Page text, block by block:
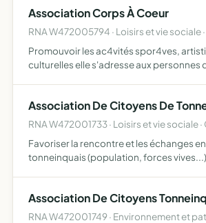
Association Corps À Coeur
RNA W472005794 · Loisirs et vie sociale
Promouvoir les ac4vités spor4ves,
culturelles elle s'adresse aux personnes
cultur…
Association De Citoyens De
RNA W472001733 · Loisirs et vie sociale
Favoriser la rencontre et les échanges
tonneinquais (population, forces
propositions et …
Association De Citoyens
RNA W472001749 · Environnement et